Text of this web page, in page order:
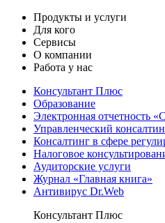
Продукты и услуги
Для кого
Сервисы
О компании
Работа у нас
Консультант Плюс
Образование
Электронная отчетность
Управленческий
Консалтинг в сфере
Налоговое
Аудиторские услуги
Журнал «Главная книга»
Антивирус Dr.Web
Консультант Плюс